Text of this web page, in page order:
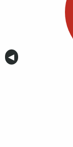
Anterior
◀︎